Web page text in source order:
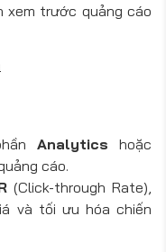
xem trước quảng cáo
Analytics hoặc
cáo.
(Click-through Rate),
và tối ưu hóa chiến